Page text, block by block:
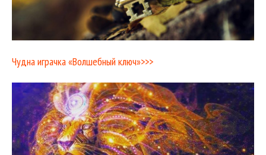
Чудна играчка «Волшебный ключ»>>>